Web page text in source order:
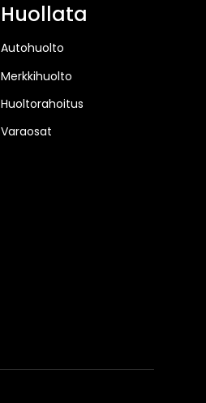
Huollata
Autohuolto
Merkkihuolto
Huoltorahoitus
Varaosat